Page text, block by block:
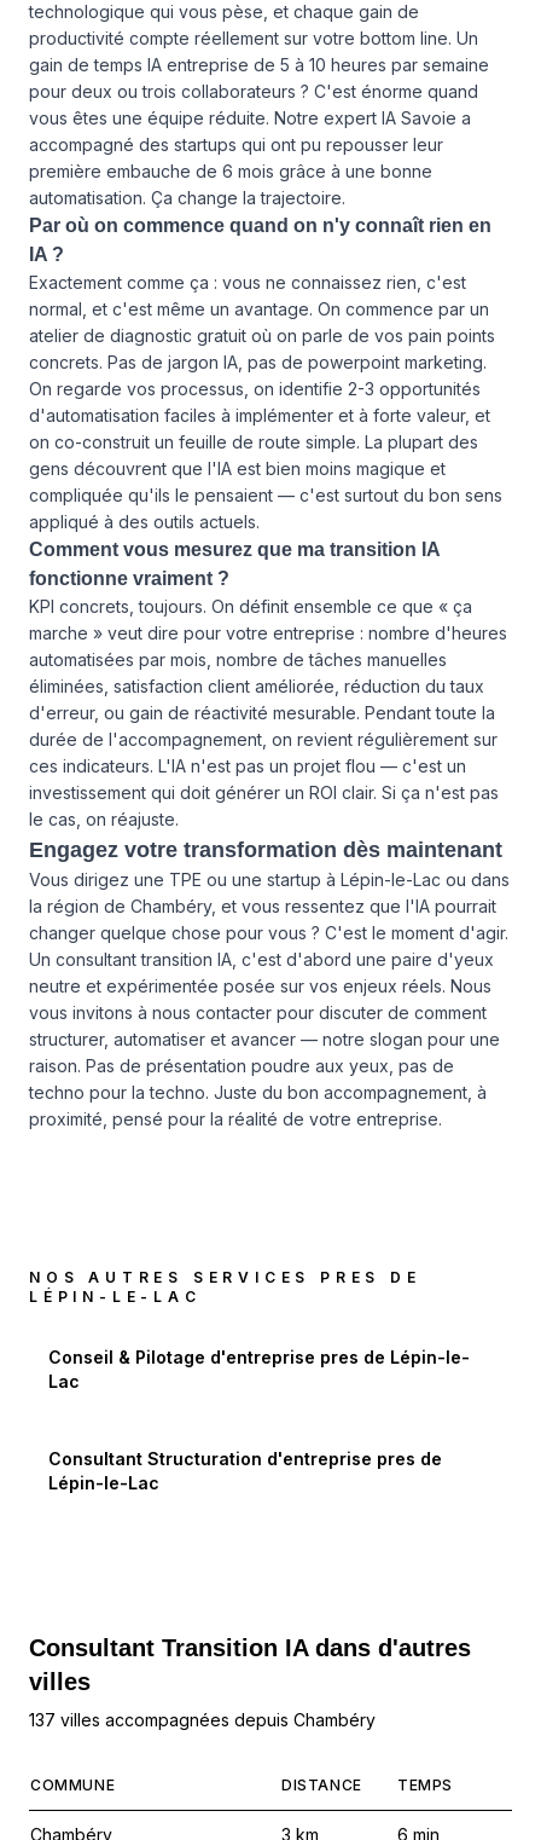
technologique qui vous pèse, et chaque gain de
productivité compte réellement sur votre bottom line. Un
gain de temps IA entreprise de 5 à 10 heures par semaine
pour deux ou trois collaborateurs ? C'est énorme quand
vous êtes une équipe réduite. Notre expert IA Savoie a
accompagné des startups qui ont pu repousser leur
première embauche de 6 mois grâce à une bonne
automatisation. Ça change la trajectoire.
Par où on commence quand on n'y connaît rien en
IA ?
Exactement comme ça : vous ne connaissez rien, c'est
normal, et c'est même un avantage. On commence par un
atelier de diagnostic gratuit où on parle de vos pain points
concrets. Pas de jargon IA, pas de powerpoint marketing.
On regarde vos processus, on identifie 2-3 opportunités
d'automatisation faciles à implémenter et à forte valeur, et
on co-construit un feuille de route simple. La plupart des
gens découvrent que l'IA est bien moins magique et
compliquée qu'ils le pensaient — c'est surtout du bon sens
appliqué à des outils actuels.
Comment vous mesurez que ma transition IA
fonctionne vraiment ?
KPI concrets, toujours. On définit ensemble ce que « ça
marche » veut dire pour votre entreprise : nombre d'heures
automatisées par mois, nombre de tâches manuelles
éliminées, satisfaction client améliorée, réduction du taux
d'erreur, ou gain de réactivité mesurable. Pendant toute la
durée de l'accompagnement, on revient régulièrement sur
ces indicateurs. L'IA n'est pas un projet flou — c'est un
investissement qui doit générer un ROI clair. Si ça n'est pas
le cas, on réajuste.
Engagez votre transformation dès maintenant
Vous dirigez une TPE ou une startup à Lépin-le-Lac ou dans
la région de Chambéry, et vous ressentez que l'IA pourrait
changer quelque chose pour vous ? C'est le moment d'agir.
Un consultant transition IA, c'est d'abord une paire d'yeux
neutre et expérimentée posée sur vos enjeux réels. Nous
vous invitons à nous contacter pour discuter de comment
structurer, automatiser et avancer — notre slogan pour une
raison. Pas de présentation poudre aux yeux, pas de
techno pour la techno. Juste du bon accompagnement, à
proximité, pensé pour la réalité de votre entreprise.
NOS AUTRES SERVICES PRES DE
LÉPIN-LE-LAC
Conseil & Pilotage d'entreprise pres de Lépin-le-
Lac
Consultant Structuration d'entreprise pres de
Lépin-le-Lac
Consultant Transition IA dans d'autres
villes
137 villes accompagnées depuis Chambéry
COMMUNE DISTANCE TEMPS
Chambéry 3 km 6 min